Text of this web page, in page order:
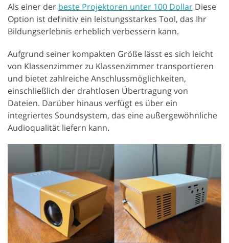
Als einer der beste Projektoren unter 100 Dollar Diese
Option ist definitiv ein leistungsstarkes Tool, das Ihr
Bildungserlebnis erheblich verbessern kann.
Aufgrund seiner kompakten Größe lässt es sich leicht
von Klassenzimmer zu Klassenzimmer transportieren
und bietet zahlreiche Anschlussmöglichkeiten,
einschließlich der drahtlosen Übertragung von
Dateien. Darüber hinaus verfügt es über ein
integriertes Soundsystem, das eine außergewöhnliche
Audioqualität liefern kann.